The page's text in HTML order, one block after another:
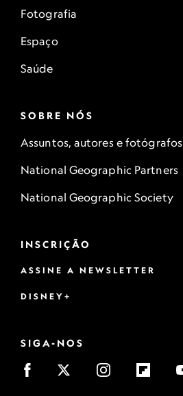
Fotografia
Espaço
Saúde
SOBRE NÓS
Assuntos, autores e fotógrafos
National Geographic Partners
National Geographic Society
INSCRIÇÃO
ASSINE A NEWSLETTER
DISNEY+
SIGA-NOS